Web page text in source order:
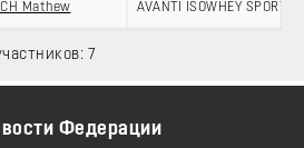
Mathew AVANTI ISOWHEY SPORT
7
Федерации